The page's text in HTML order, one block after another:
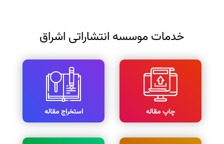
خدمات موسسه انتشاراتی اشراق
چاپ مقاله استخراج مقاله